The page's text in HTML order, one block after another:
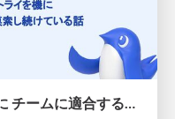
仕様駆動開発へのトライを機に チームに適合する手法を模索し続けている話